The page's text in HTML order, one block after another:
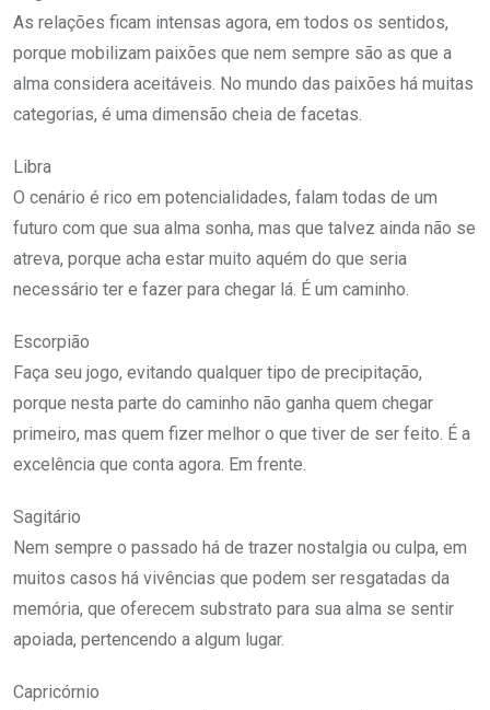
As relações ficam intensas agora, em todos os sentidos,
porque mobilizam paixões que nem sempre são as que a
alma considera aceitáveis. No mundo das paixões há muitas
categorias, é uma dimensão cheia de facetas.
Libra
O cenário é rico em potencialidades, falam todas de um
futuro com que sua alma sonha, mas que talvez ainda não se
atreva, porque acha estar muito aquém do que seria
necessário ter e fazer para chegar lá. É um caminho.
Escorpião
Faça seu jogo, evitando qualquer tipo de precipitação,
porque nesta parte do caminho não ganha quem chegar
primeiro, mas quem fizer melhor o que tiver de ser feito. É a
excelência que conta agora. Em frente.
Sagitário
Nem sempre o passado há de trazer nostalgia ou culpa, em
muitos casos há vivências que podem ser resgatadas da
memória, que oferecem substrato para sua alma se sentir
apoiada, pertencendo a algum lugar.
Capricórnio